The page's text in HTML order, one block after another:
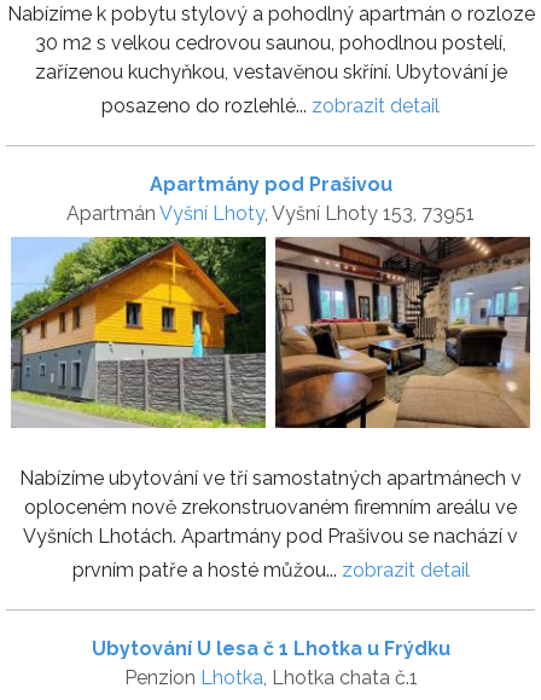
Nabízíme k pobytu stylový a pohodlný apartmán o rozloze
30 m2 s velkou cedrovou saunou, pohodlnou postelí,
zařízenou kuchyňkou, vestavěnou skříní. Ubytování je
posazeno do rozlehlé... zobrazit detail
Apartmány pod Prašivou
Apartmán Vyšní Lhoty, Vyšní Lhoty 153, 73951
Nabízíme ubytování ve tří samostatných apartmánech v
oploceném nově zrekonstruovaném firemním areálu ve
Vyšních Lhotách. Apartmány pod Prašivou se nachází v
prvním patře a hosté můžou... zobrazit detail
Ubytování U lesa č 1 Lhotka u Frýdku
Penzion Lhotka, Lhotka chata č.1